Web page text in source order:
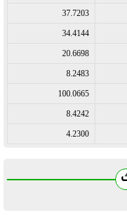
37.7203
34.4144
20.6698
8.2483
100.0665
8.4242
4.2300